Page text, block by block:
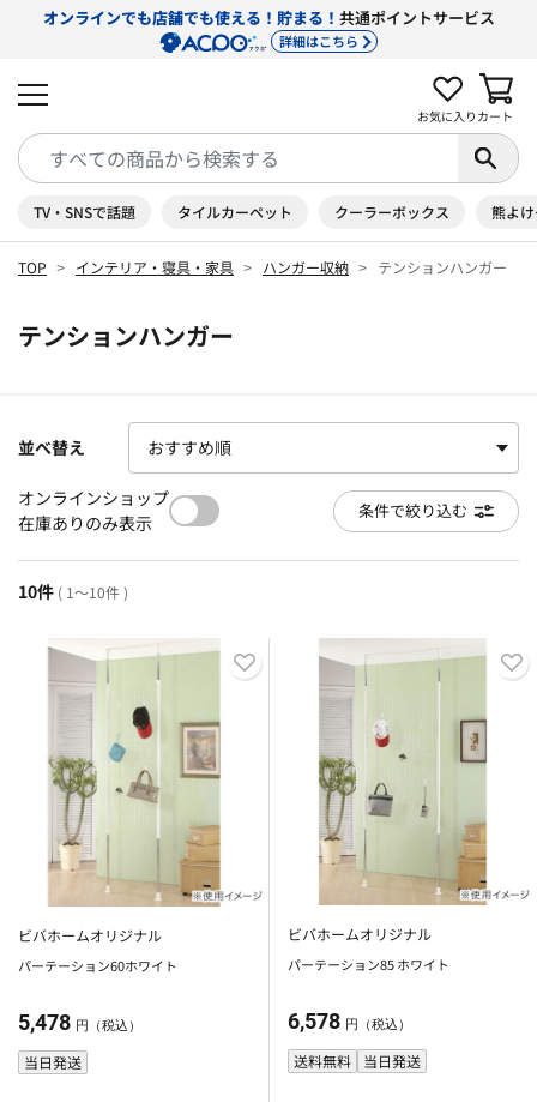
オンラインでも店舗でも使える！貯まる！ 共通ポイントサービス
詳細はこちら
お気に入り カート
TV・SNSで話題 タイルカーペット クーラーボックス 熊よ
TOP インテリア・寝具・家具 ハンガー収納 テンションハンガー
テンションハンガー
並べ替え
オンラインショップ
在庫ありのみ表示
条件で絞り込む
10件 ( 1～10件 )
ビバホームオリジナル
パーテーション60ホワイト
5,478 円（税込）
当日発送
ビバホームオリジナル
パーテーション85 ホワイト
6,578 円（税込）
送料無料 当日発送